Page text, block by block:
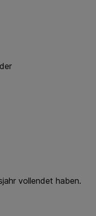
vollendet haben.